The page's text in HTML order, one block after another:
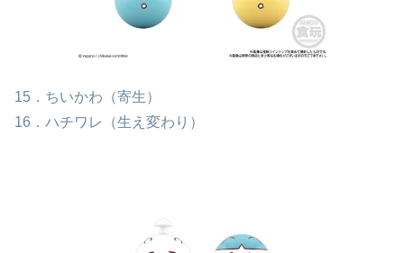
15．ちいかわ（寄生）
16．ハチワレ（生え変わり）